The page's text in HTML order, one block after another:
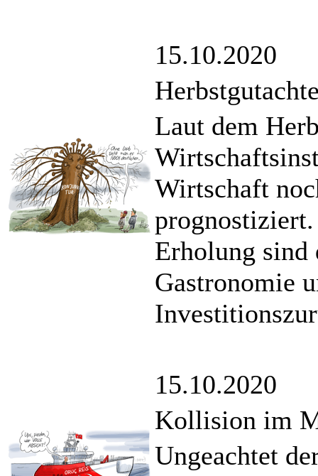
15.10.2020
Laut dem
Wirtschaft
Erholung sind
Gastronomie
15.10.2020
Kollision im
Ungeachtet